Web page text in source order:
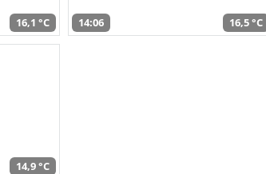
16,1 °C 14:06 16,5 °C
14,9 °C